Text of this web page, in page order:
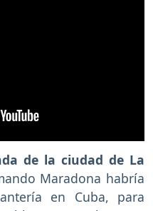
de la ciudad de La
Maradona habría
en Cuba, para